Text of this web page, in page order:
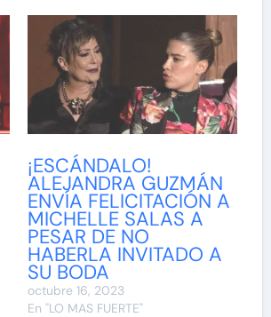
¡ESCÁNDALO!
ALEJANDRA GUZMÁN
ENVÍA FELICITACIÓN A
MICHELLE SALAS A
PESAR DE NO
HABERLA INVITADO A
SU BODA
octubre 16, 2023
En "LO MAS FUERTE"